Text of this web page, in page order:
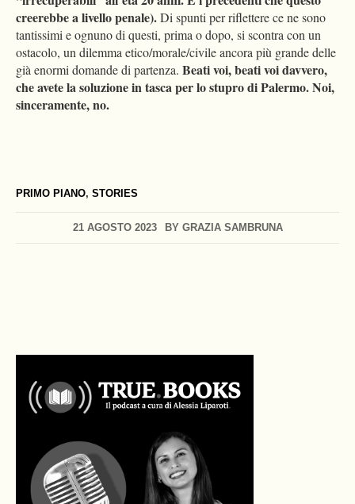
PRIMO PIANO, STORIES
21 AGOSTO 2023 BY GRAZIA SAMBRUNA
creerebbe a livello penale).Di spunti per riflettere ce ne sono
tantissimi e ognuno di questi, prima o dopo, si scontra con un
ostacolo, un dilemma etico/morale/civile ancora più grande delle
già enormi domande di partenza. Beati voi, beati voi davvero,
che avete la soluzione in tasca per lo stupro di Palermo. Noi,
sinceramente, no.